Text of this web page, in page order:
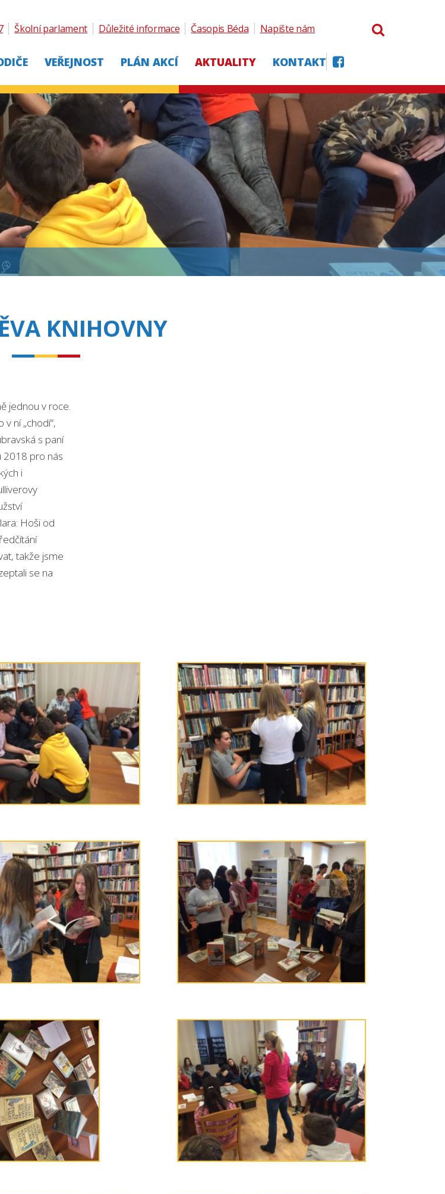
VEŘEJNOST PLÁN AKCÍ AKTUALITY KONTAKT
Školní parlament Důležité informace Časopis Béda Napište nám
KNIHOVNY
jednou v roce.
ní „chodí“,
s paní
2018 pro nás
i
Hoši od
takže jsme
se na